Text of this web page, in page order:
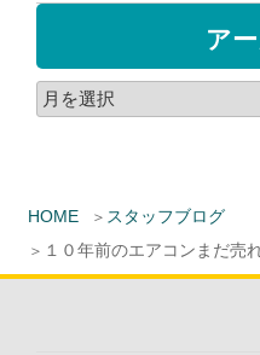
HOME
スタッフブログ
１０年前のエアコンまだ売
ア